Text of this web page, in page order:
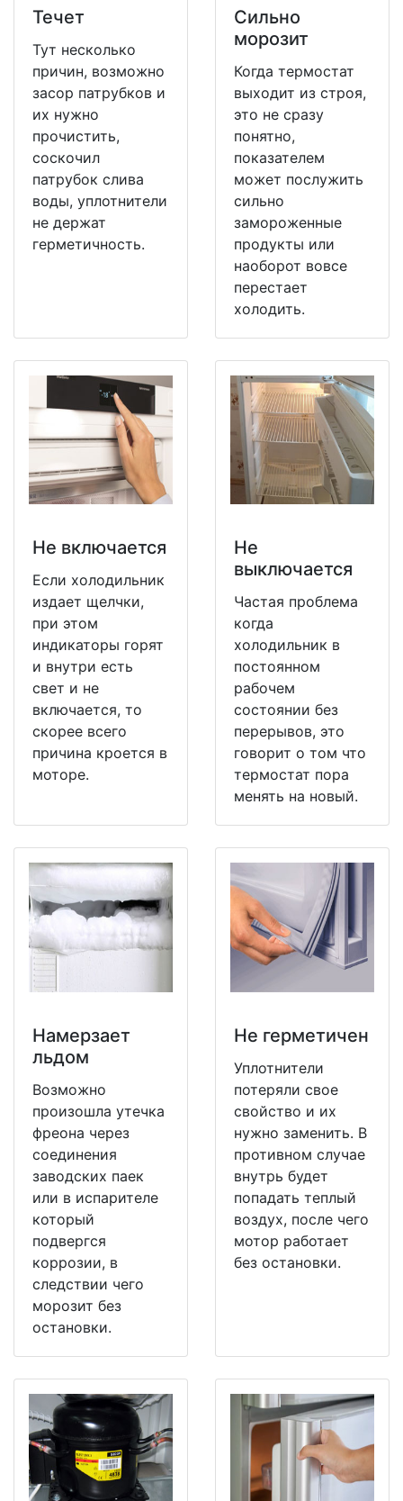
Течет
Тут несколько
причин, возможно
засор патрубков и
их нужно
прочистить,
соскочил
патрубок слива
воды, уплотнители
не держат
герметичность.
Сильно
морозит
Когда термостат
выходит из строя,
это не сразу
понятно,
показателем
может послужить
сильно
замороженные
продукты или
наоборот вовсе
перестает
холодить.
Не включается
Если холодильник
издает щелчки,
при этом
индикаторы горят
и внутри есть
свет и не
включается, то
скорее всего
причина кроется в
моторе.
Не
выключается
Частая проблема
когда
холодильник в
постоянном
рабочем
состоянии без
перерывов, это
говорит о том что
термостат пора
менять на новый.
Намерзает
льдом
Возможно
произошла утечка
фреона через
соединения
заводских паек
или в испарителе
который
подвергся
коррозии, в
следствии чего
морозит без
остановки.
Не герметичен
Уплотнители
потеряли свое
свойство и их
нужно заменить. В
противном случае
внутрь будет
попадать теплый
воздух, после чего
мотор работает
без остановки.